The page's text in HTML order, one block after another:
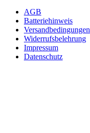
AGB
Batteriehinweis
Versandbedingungen
Widerrufsbelehrung
Impressum
Datenschutz